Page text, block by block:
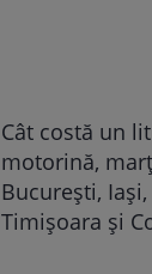
Cât costă un
motorină,
București,
Timișoara și